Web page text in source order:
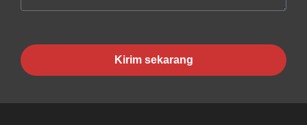
Kirim sekarang